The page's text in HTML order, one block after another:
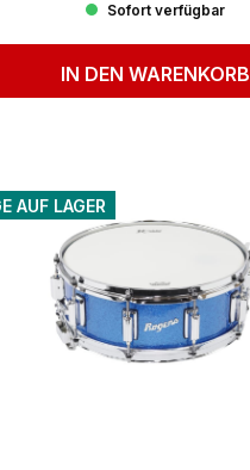
Sofort verfügbar
IN DEN WARENKORB
AUF LAGER